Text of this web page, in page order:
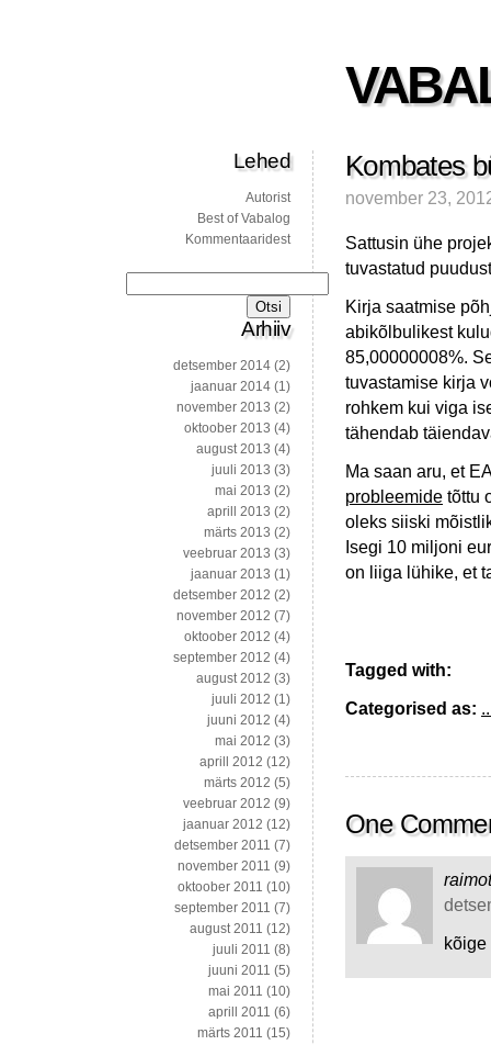
Kombates
november 23,
Sattusin ühe
tuvastatud
Kirja saatmise
abikõlbulikest
85,00000008%.
tuvastamise kirja
rohkem kui viga
tähendab
Ma saan aru, et
probleemide tõttu
oleks siiski
Isegi 10 miljoni
on liiga lühike, et
Tagged with:
Categorised as:
One
raimot
kõige
Lehed
Autorist
Best of Vabalog
Kommentaaridest
Arhiiv
detsember 2014 (2)
jaanuar 2014 (1)
november 2013 (2)
oktoober 2013 (4)
august 2013 (4)
juuli 2013 (3)
mai 2013 (2)
aprill 2013 (2)
märts 2013 (2)
veebruar 2013 (3)
jaanuar 2013 (1)
detsember 2012 (2)
november 2012 (7)
oktoober 2012 (4)
september 2012 (4)
august 2012 (3)
juuli 2012 (1)
juuni 2012 (4)
mai 2012 (3)
aprill 2012 (12)
märts 2012 (5)
veebruar 2012 (9)
jaanuar 2012 (12)
detsember 2011 (7)
november 2011 (9)
oktoober 2011 (10)
september 2011 (7)
august 2011 (12)
juuli 2011 (8)
juuni 2011 (5)
mai 2011 (10)
aprill 2011 (6)
märts 2011 (15)